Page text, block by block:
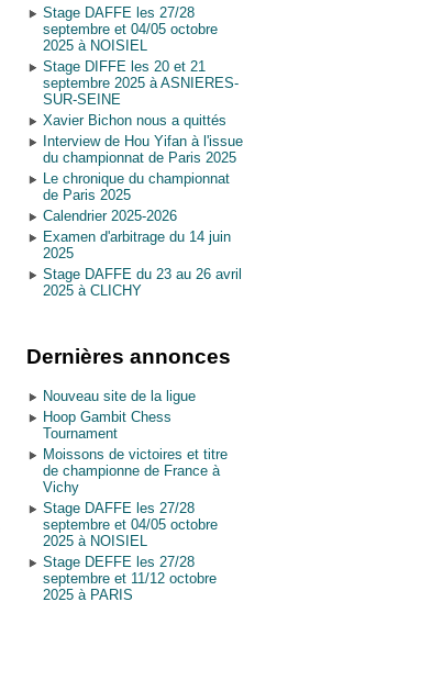
Stage DAFFE les 27/28
septembre et 04/05 octobre
2025 à NOISIEL
Stage DIFFE les 20 et 21
septembre 2025 à ASNIERES-
SUR-SEINE
Xavier Bichon nous a quittés
Interview de Hou Yifan à l'issue
du championnat de Paris 2025
Le chronique du championnat
de Paris 2025
Calendrier 2025-2026
Examen d'arbitrage du 14 juin
2025
Stage DAFFE du 23 au 26 avril
2025 à CLICHY
Dernières annonces
Nouveau site de la ligue
Hoop Gambit Chess
Tournament
Moissons de victoires et titre
de championne de France à
Vichy
Stage DAFFE les 27/28
septembre et 04/05 octobre
2025 à NOISIEL
Stage DEFFE les 27/28
septembre et 11/12 octobre
2025 à PARIS